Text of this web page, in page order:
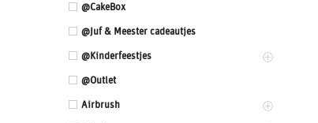
@CakeBox
@Juf & Meester cadeautjes
@Kinderfeestjes
@Outlet
Airbrush